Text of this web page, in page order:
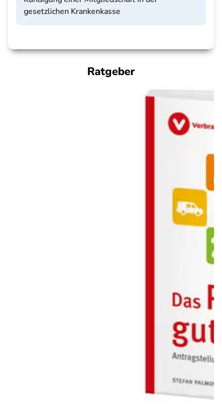
gesetzlichen Krankenkasse
Ratgeber